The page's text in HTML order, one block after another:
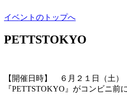
イベントのトップへ
PETTSTOKYO
【開催日時】 ６月２１日（土）
『PETTSTOKYO』がコンビニ前